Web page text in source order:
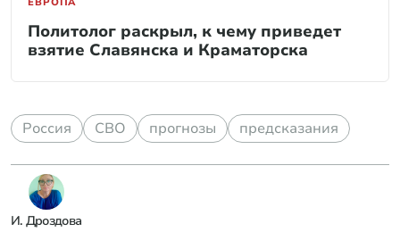
Политолог раскрыл, к чему приведет
взятие Славянска и Краматорска
Россия СВО прогнозы предсказания
И. Дроздова